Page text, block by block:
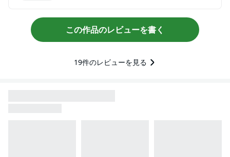
この作品のレビューを書く
19件のレビューを見る